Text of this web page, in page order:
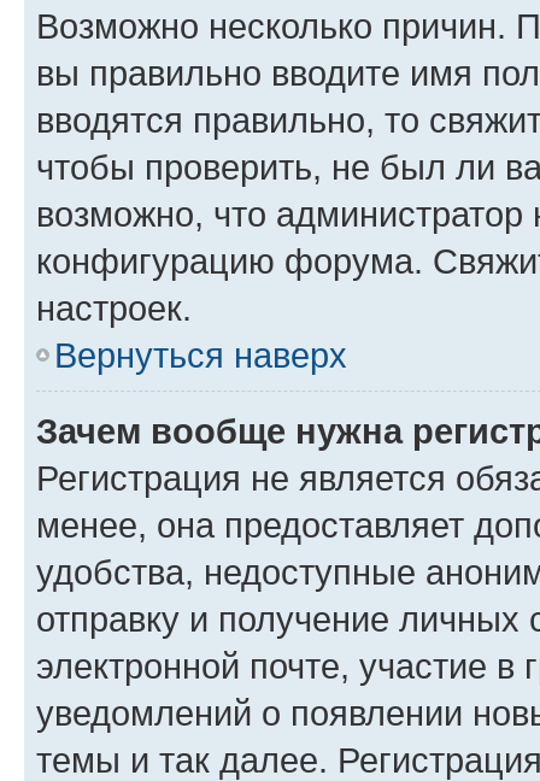
Возможно несколько причин.
вы правильно вводите имя
вводятся правильно, то
чтобы проверить, не был ли
возможно, что администратор
конфигурацию форума.
настроек.
Вернуться наверх
Зачем вообще нужна
Регистрация не является
менее, она предоставляет
удобства, недоступные
отправку и получение
электронной почте, участие в
уведомлений о появлении
темы и так далее.